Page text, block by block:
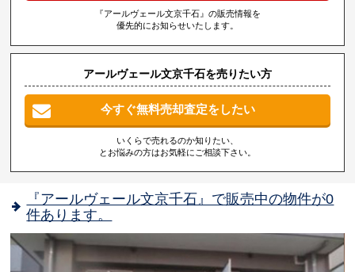
『アールヴェール文京千石』の販売情報を
優先的にお知らせいたします。
アールヴェール文京千石を売りたい方
今すぐ無料売却査定をしたい
いくらで売れるのか知りたい、
とお悩みの方はお気軽にご相談下さい。
『アールヴェール文京千石』で販売中の物件が0
件あります。